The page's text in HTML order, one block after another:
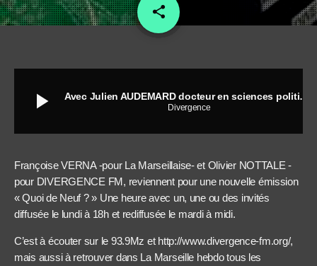
share
email
play_arrow Avec Julien AUDEMARD docteur en sciences politiques à la faculté de Montpellier et chercheur au CEPEL -Centre d’Etudes Politiques et sociales
Divergence
Françoise VERNA -pour La Marseillaise- et Olivier NOTTALE -
pour DIVERGENCE FM, reviennent pour une nouvelle émission
« Quoi de Neuf ? » Une heure avec un, une ou des invités
diffusée le lundi à 18h et rediffusée le mardi à midi.
C’est à écouter sur le 93.9Mz et http://www.divergence-fm.org/,
mais aussi à retrouver dans La Marseille hebdo tous les